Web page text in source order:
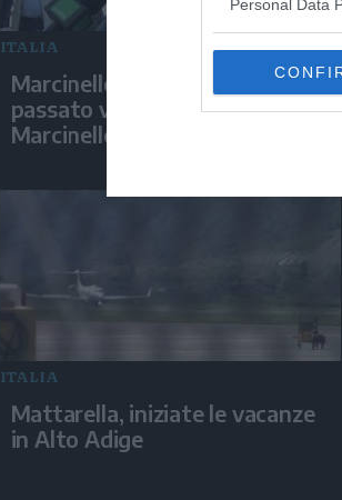
Personal Data
ITALIA
Marcinelle, La Russa: "C'è chi in
passato voltava le spalle a
Marcinelle"
ITALIA
Mattarella, iniziate le vacanze
in Alto Adige